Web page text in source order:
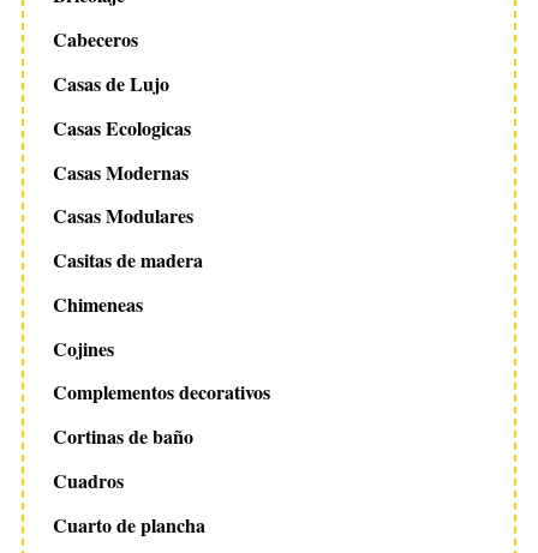
Cabeceros
Casas de Lujo
Casas Ecologicas
Casas Modernas
Casas Modulares
Casitas de madera
Chimeneas
Cojines
Complementos decorativos
Cortinas de baño
Cuadros
Cuarto de plancha